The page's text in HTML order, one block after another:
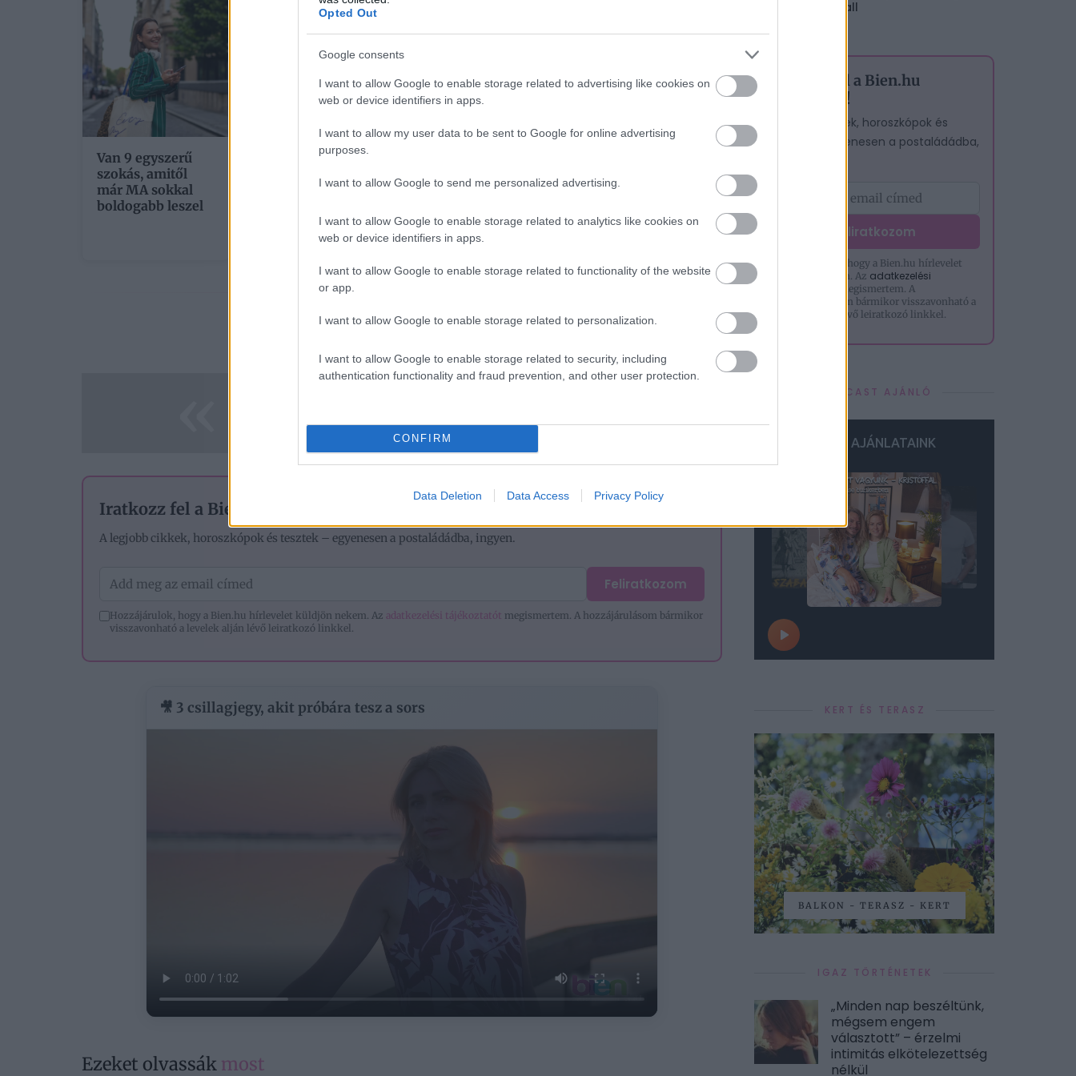
Opted Out
Google consents
I want to allow Google to enable storage related to advertising like cookies on
web or device identifiers in apps.
I want to allow my user data to be sent to Google for online advertising
purposes.
I want to allow Google to send me personalized advertising.
I want to allow Google to enable storage related to analytics like cookies on
web or device identifiers in apps.
I want to allow Google to enable storage related to functionality of the website
or app.
I want to allow Google to enable storage related to personalization.
I want to allow Google to enable storage related to security, including
authentication functionality and fraud prevention, and other user protection.
CONFIRM
Data Deletion Data Access Privacy Policy
Van 9 egyszerű
szokás, amitől
már MA sokkal
boldogabb leszel
olyan barátod, aki
részese vagy a
problémának
Nők megosztják
élettapasztalatukat
hogy jól mutasson
»
Iratkozz fel a Bien.hu hírlevelére!
A legjobb cikkek, horoszkópok és tesztek – egyenesen a postaládádba, ingyen.
Feliratkozom
Hozzájárulok, hogy a Bien.hu hírlevelet küldjön nekem. Az adatkezelési tájékoztatót megismertem. A hozzájárulásom bármikor
visszavonható a levelek alján lévő leiratkozó linkkel.
🎥 3 csillagjegy, akit próbára tesz a sors
Ezeket olvassák most
sarkall
Iratkozz fel a Bien.hu
hírlevelére!
A legjobb cikkek, horoszkópok és
tesztek – egyenesen a postaládádba,
Feliratkozom
Hozzájárulok, hogy a Bien.hu hírlevelet
küldjön nekem. Az adatkezelési
megismertem. A
hozzájárulásom bármikor visszavonható a
levelek alján lévő leiratkozó linkkel.
PODCAST AJÁNLÓ
KERT ÉS TERASZ
BALKON - TERASZ - KERT
IGAZ TÖRTÉNETEK
„Minden nap beszéltünk,
mégsem engem
választott” – érzelmi
intimitás elkötelezettség
nélkül